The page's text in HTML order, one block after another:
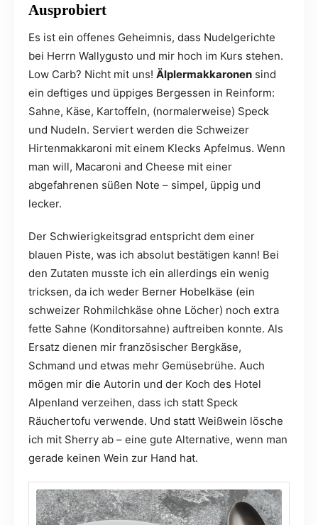
Ausprobiert
Es ist ein offenes Geheimnis, dass Nudelgerichte
bei Herrn Wallygusto und mir hoch im Kurs stehen.
Low Carb? Nicht mit uns! Älplermakkaronen sind
ein deftiges und üppiges Bergessen in Reinform:
Sahne, Käse, Kartoffeln, (normalerweise) Speck
und Nudeln. Serviert werden die Schweizer
Hirtenmakkaroni mit einem Klecks Apfelmus. Wenn
man will, Macaroni and Cheese mit einer
abgefahrenen süßen Note – simpel, üppig und
lecker.
Der Schwierigkeitsgrad entspricht dem einer
blauen Piste, was ich absolut bestätigen kann! Bei
den Zutaten musste ich ein allerdings ein wenig
tricksen, da ich weder Berner Hobelkäse (ein
schweizer Rohmilchkäse ohne Löcher) noch extra
fette Sahne (Konditorsahne) auftreiben konnte. Als
Ersatz dienen mir französischer Bergkäse,
Schmand und etwas mehr Gemüsebrühe. Auch
mögen mir die Autorin und der Koch des Hotel
Alpenland verzeihen, dass ich statt Speck
Räuchertofu verwende. Und statt Weißwein lösche
ich mit Sherry ab – eine gute Alternative, wenn man
gerade keinen Wein zur Hand hat.